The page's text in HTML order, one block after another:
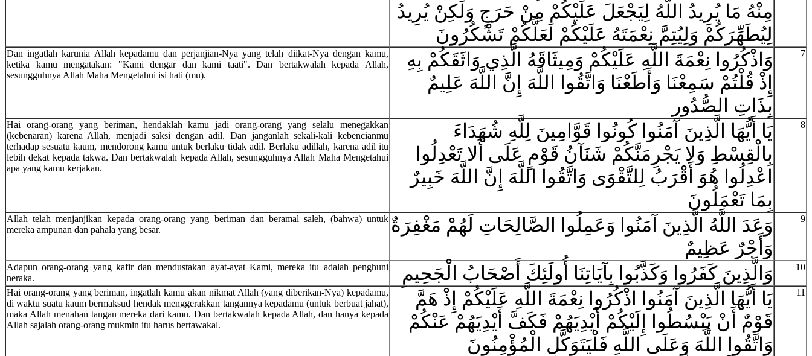
مِنْهُ مَا يُرِيدُ اللَّهُ لِيَجْعَلَ عَلَيْكُمْ مِنْ حَرَجٍ وَلَكِنْ يُرِيدُ
لِيُطَهِّرَكُمْ وَلِيُتِمَّ نِعْمَتَهُ عَلَيْكُمْ لَعَلَّكُمْ تَشْكُرُونَ
Dan ingatlah karunia Allah kepadamu dan perjanjian-Nya yang telah diikat-Nya dengan kamu,
ketika kamu mengatakan: "Kami dengar dan kami taati". Dan bertakwalah kepada Allah,
sesungguhnya Allah Maha Mengetahui isi hati (mu).
وَاذْكُرُوا نِعْمَةَ اللَّهِ عَلَيْكُمْ وَمِيثَاقَهُ الَّذِي وَاثَقَكُمْ بِهِ
إِذْ قُلْتُمْ سَمِعْنَا وَأَطَعْنَا وَاتَّقُوا اللَّهَ إِنَّ اللَّهَ عَلِيمٌ
بِذَاتِ الصُّدُورِ
7
Hai orang-orang yang beriman, hendaklah kamu jadi orang-orang yang selalu menegakkan
(kebenaran) karena Allah, menjadi saksi dengan adil. Dan janganlah sekali-kali kebencianmu
terhadap sesuatu kaum, mendorong kamu untuk berlaku tidak adil. Berlaku adillah, karena adil itu
lebih dekat kepada takwa. Dan bertakwalah kepada Allah, sesungguhnya Allah Maha Mengetahui
apa yang kamu kerjakan.
يَا أَيُّهَا الَّذِينَ آمَنُوا كُونُوا قَوَّامِينَ لِلَّهِ شُهَدَاءَ
بِالْقِسْطِ وَلا يَجْرِمَنَّكُمْ شَنَآنُ قَوْمٍ عَلَى أَلا تَعْدِلُوا
اعْدِلُوا هُوَ أَقْرَبُ لِلتَّقْوَى وَاتَّقُوا اللَّهَ إِنَّ اللَّهَ خَبِيرٌ
بِمَا تَعْمَلُونَ
8
Allah telah menjanjikan kepada orang-orang yang beriman dan beramal saleh, (bahwa) untuk
mereka ampunan dan pahala yang besar.
وَعَدَ اللَّهُ الَّذِينَ آمَنُوا وَعَمِلُوا الصَّالِحَاتِ لَهُمْ مَغْفِرَةٌ
وَأَجْرٌ عَظِيمٌ
9
Adapun orang-orang yang kafir dan mendustakan ayat-ayat Kami, mereka itu adalah penghuni
neraka.
وَالَّذِينَ كَفَرُوا وَكَذَّبُوا بِآيَاتِنَا أُولَئِكَ أَصْحَابُ الْجَحِيمِ 10
Hai orang-orang yang beriman, ingatlah kamu akan nikmat Allah (yang diberikan-Nya) kepadamu,
di waktu suatu kaum bermaksud hendak menggerakkan tangannya kepadamu (untuk berbuat jahat),
maka Allah menahan tangan mereka dari kamu. Dan bertakwalah kepada Allah, dan hanya kepada
Allah sajalah orang-orang mukmin itu harus bertawakal.
يَا أَيُّهَا الَّذِينَ آمَنُوا اذْكُرُوا نِعْمَةَ اللَّهِ عَلَيْكُمْ إِذْ هَمَّ
قَوْمٌ أَنْ يَبْسُطُوا إِلَيْكُمْ أَيْدِيَهُمْ فَكَفَّ أَيْدِيَهُمْ عَنْكُمْ
وَاتَّقُوا اللَّهَ وَعَلَى اللَّهِ فَلْيَتَوَكَّلِ الْمُؤْمِنُونَ
11